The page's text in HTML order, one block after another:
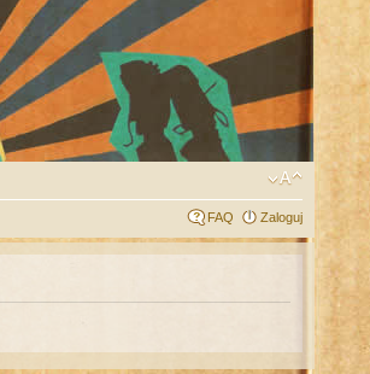
FAQ Zaloguj